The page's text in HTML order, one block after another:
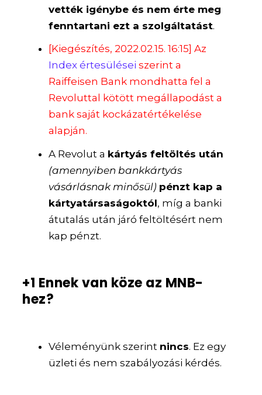
vették igénybe és nem érte meg
fenntartani ezt a szolgáltatást.
[Kiegészítés, 2022.02.15. 16:15] Az
Index értesülései szerint a
Raiffeisen Bank mondhatta fel a
Revoluttal kötött megállapodást a
bank saját kockázatértékelése
alapján.
A Revolut a kártyás feltöltés után
(amennyiben bankkártyás
vásárlásnak minősül) pénzt kap a
kártyatársaságoktól, míg a banki
átutalás után járó feltöltésért nem
kap pénzt.
+1 Ennek van köze az MNB-
hez?
Véleményünk szerint nincs. Ez egy
üzleti és nem szabályozási kérdés.